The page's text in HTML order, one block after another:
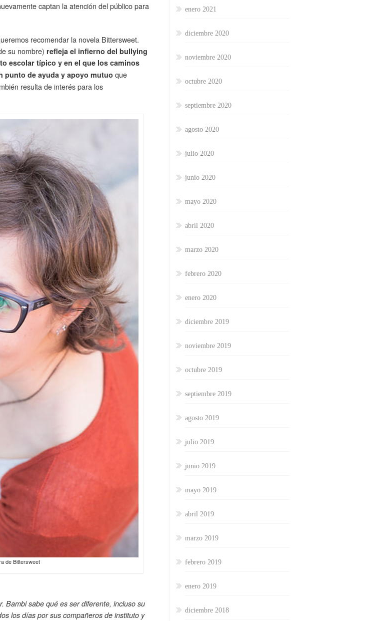
captan la atención del público para
recomendar la novela Bittersweet.
su nombre) refleja el infierno del bullying
escolar típico y en el que los caminos
punto de ayuda y apoyo mutuo que
resulta de interés para los
de Bittersweet
Bambi sabe qué es ser diferente, incluso su
los días por sus compañeros de instituto y
enero 2021
diciembre 2020
noviembre 2020
octubre 2020
septiembre 2020
agosto 2020
julio 2020
junio 2020
mayo 2020
abril 2020
marzo 2020
febrero 2020
enero 2020
diciembre 2019
noviembre 2019
octubre 2019
septiembre 2019
agosto 2019
julio 2019
junio 2019
mayo 2019
abril 2019
marzo 2019
febrero 2019
enero 2019
diciembre 2018